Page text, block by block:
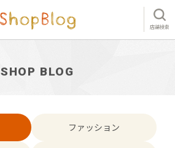
店舗検索
SHOP BLOG
ファッション